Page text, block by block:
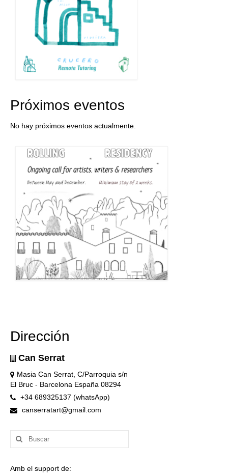
Próximos eventos
No hay próximos eventos actualmente.
Dirección
Can Serrat
Masia Can Serrat, C/Parroquia s/n
El Bruc - Barcelona España 08294
+34 689325137 (whatsApp)
canserratart@gmail.com
Buscar
por:
Amb el support de: